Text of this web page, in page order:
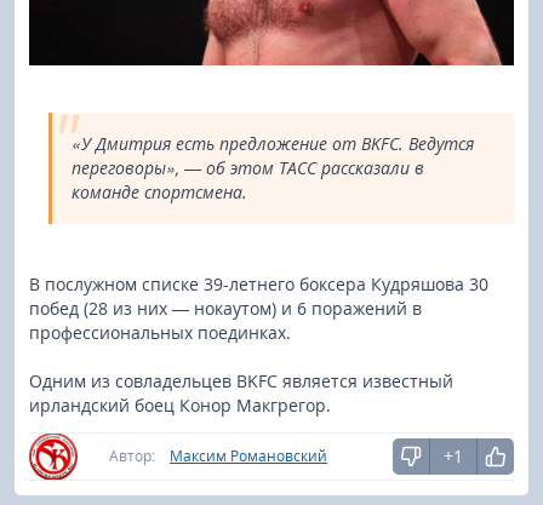
«У Дмитрия есть предложение от BKFC. Ведутся
переговоры», — об этом ТАСС рассказали в
команде спортсмена.
В послужном списке 39-летнего боксера Кудряшова 30
побед (28 из них — нокаутом) и 6 поражений в
профессиональных поединках.
Одним из совладельцев BKFC является известный
ирландский боец Конор Макгрегор.
Автор: Максим Романовский +1